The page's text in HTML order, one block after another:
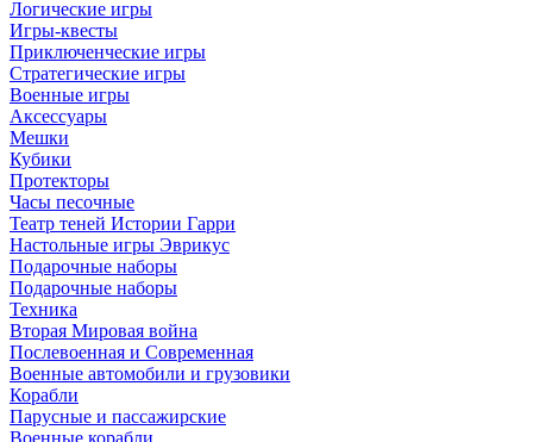
Логические игры
Игры-квесты
Приключенческие игры
Стратегические игры
Военные игры
Аксессуары
Мешки
Кубики
Протекторы
Часы песочные
Театр теней Истории Гарри
Настольные игры Эврикус
Подарочные наборы
Подарочные наборы
Техника
Вторая Мировая война
Послевоенная и Современная
Военные автомобили и грузовики
Корабли
Парусные и пассажирские
Военные корабли